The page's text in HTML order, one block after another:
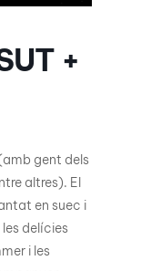
+
gent dels
altres). El
en suec i
delícies
i les